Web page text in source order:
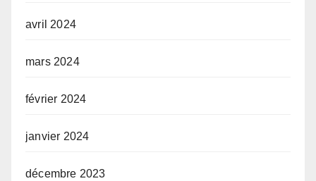
avril 2024
mars 2024
février 2024
janvier 2024
décembre 2023